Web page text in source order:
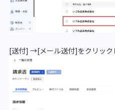
[送付] →[メール送付]をクリック